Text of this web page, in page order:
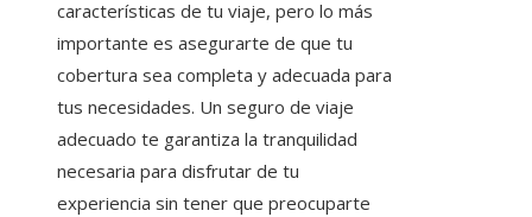
características de tu viaje, pero lo más
importante es asegurarte de que tu
cobertura sea completa y adecuada para
tus necesidades. Un seguro de viaje
adecuado te garantiza la tranquilidad
necesaria para disfrutar de tu
experiencia sin tener que preocuparte